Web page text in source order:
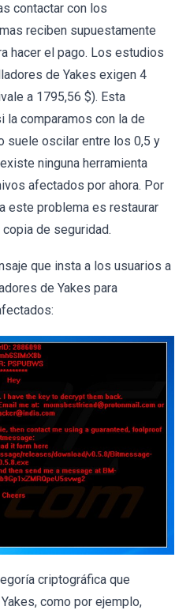
contactar con los
reciben supuestamente
hacer el pago. Los estudios
de Yakes exigen 4
a 1795,56 $). Esta
comparamos con la de
suele oscilar entre los 0,5 y
ninguna herramienta
afectados por ahora. Por
este problema es restaurar
de seguridad.
que insta a los usuarios a
de Yakes para
criptográfica que
como por ejemplo,